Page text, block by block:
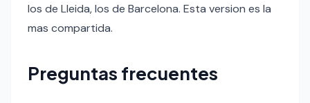
los de Lleida, los de Barcelona. Esta version es la
mas compartida.
Preguntas frecuentes